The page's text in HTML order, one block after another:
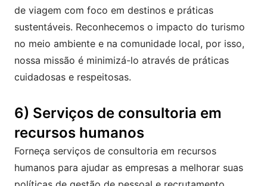
de viagem com foco em destinos e práticas
sustentáveis. Reconhecemos o impacto do turismo
no meio ambiente e na comunidade local, por isso,
nossa missão é minimizá-lo através de práticas
cuidadosas e respeitosas.
6) Serviços de consultoria em
recursos humanos
Forneça serviços de consultoria em recursos
humanos para ajudar as empresas a melhorar suas